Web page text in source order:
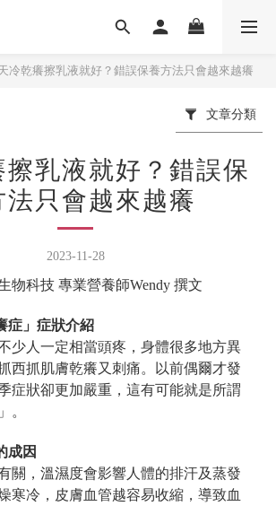
冷乾癢擦乳液就好？錯誤保養方法只會越來越癢
文章分類
擦乳液就好？錯誤保
法只會越來越癢
2023-11-28
物科技 專業營養師Wendy 撰文
症」症狀介紹
少人一定相當頭疼，身體很多地方異
西抓肌膚乾癢又刺痛。以前偶爾才發
症狀卻更加嚴重，這有可能就是所謂
。
成因
關，溫濕度會影響人體的排汗及蒸發
寒冷，皮膚血管越容易收縮，導致血